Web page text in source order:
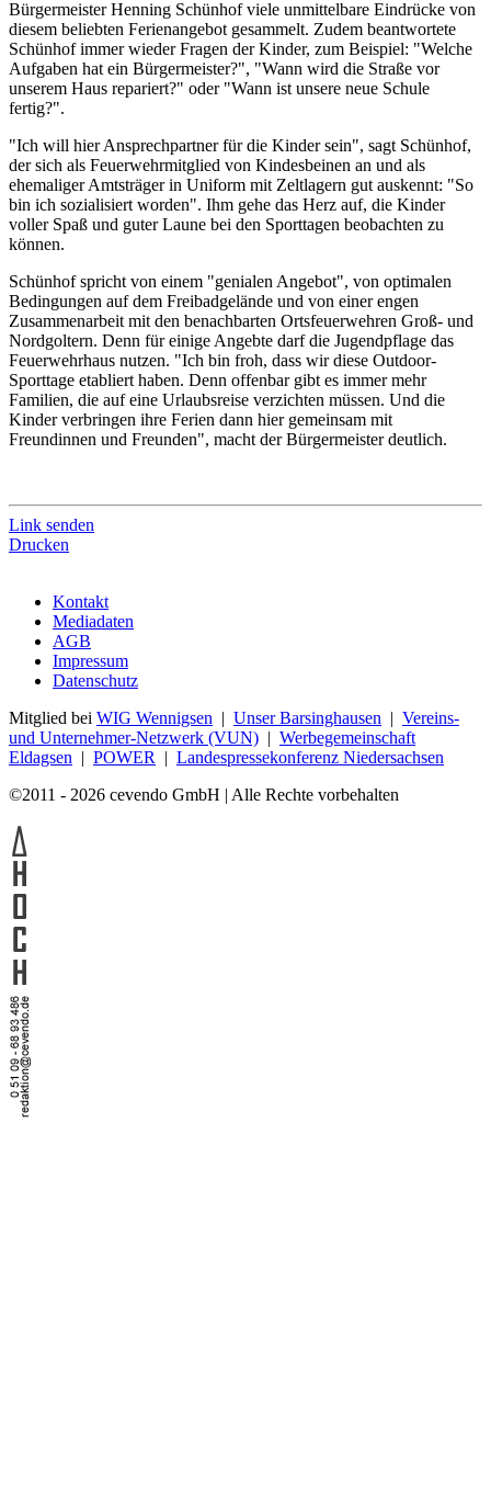
Bürgermeister Henning Schünhof viele unmittelbare Eindrücke von
diesem beliebten Ferienangebot gesammelt. Zudem beantwortete
Schünhof immer wieder Fragen der Kinder, zum Beispiel: "Welche
Aufgaben hat ein Bürgermeister?", "Wann wird die Straße vor
unserem Haus repariert?" oder "Wann ist unsere neue Schule
fertig?".
"Ich will hier Ansprechpartner für die Kinder sein", sagt Schünhof,
der sich als Feuerwehrmitglied von Kindesbeinen an und als
ehemaliger Amtsträger in Uniform mit Zeltlagern gut auskennt: "So
bin ich sozialisiert worden". Ihm gehe das Herz auf, die Kinder
voller Spaß und guter Laune bei den Sporttagen beobachten zu
können.
Schünhof spricht von einem "genialen Angebot", von optimalen
Bedingungen auf dem Freibadgelände und von einer engen
Zusammenarbeit mit den benachbarten Ortsfeuerwehren Groß- und
Nordgoltern. Denn für einige Angebte darf die Jugendpflage das
Feuerwehrhaus nutzen. "Ich bin froh, dass wir diese Outdoor-
Sporttage etabliert haben. Denn offenbar gibt es immer mehr
Familien, die auf eine Urlaubsreise verzichten müssen. Und die
Kinder verbringen ihre Ferien dann hier gemeinsam mit
Freundinnen und Freunden", macht der Bürgermeister deutlich.
Link senden
Drucken
Kontakt
Mediadaten
AGB
Impressum
Datenschutz
Mitglied bei WIG Wennigsen | Unser Barsinghausen | Vereins-
und Unternehmer-Netzwerk (VUN) | Werbegemeinschaft
Eldagsen | POWER | Landespressekonferenz Niedersachsen
©2011 - 2026 cevendo GmbH | Alle Rechte vorbehalten